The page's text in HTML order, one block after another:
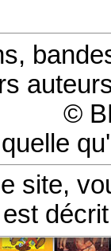
©
site,
est